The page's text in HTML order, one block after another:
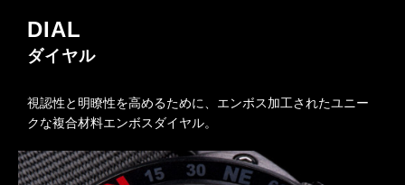
DIAL
ダイヤル
視認性と明瞭性を高めるために、エンボス加工されたユニー
クな複合材料エンボスダイヤル。